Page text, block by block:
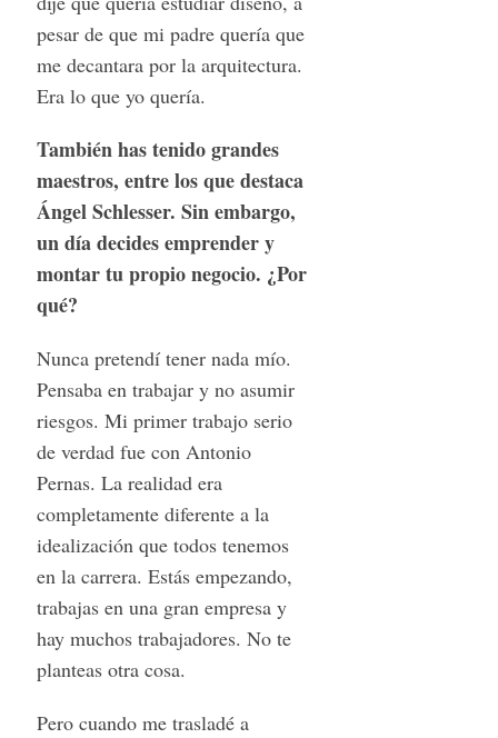
pesar de que mi padre quería que
me decantara por la arquitectura.
Era lo que yo quería.
También has tenido grandes
maestros, entre los que destaca
Ángel Schlesser. Sin embargo,
un día decides emprender y
montar tu propio negocio. ¿Por
qué?
Nunca pretendí tener nada mío.
Pensaba en trabajar y no asumir
riesgos. Mi primer trabajo serio
de verdad fue con Antonio
Pernas. La realidad era
completamente diferente a la
idealización que todos tenemos
en la carrera. Estás empezando,
trabajas en una gran empresa y
hay muchos trabajadores. No te
planteas otra cosa.
Pero cuando me trasladé a